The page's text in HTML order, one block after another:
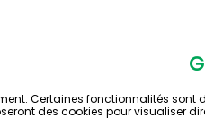
Certaines fonctionnalités
des cookies pour visualiser